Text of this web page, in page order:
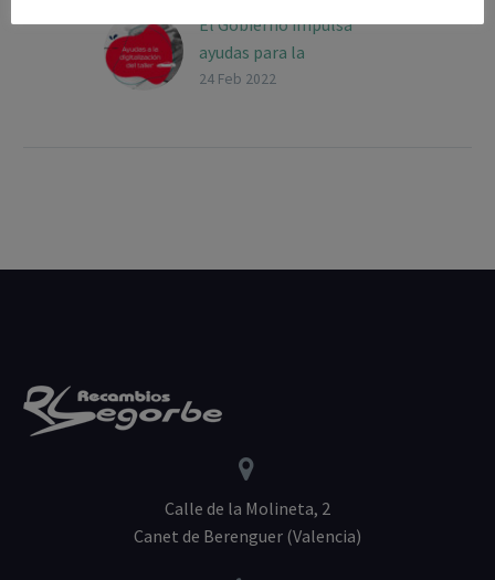
El Gobierno impulsa
ayudas para la
digitalización de tu taller
24 Feb 2022


Calle de la Molineta, 2
Canet de Berenguer (Valencia)